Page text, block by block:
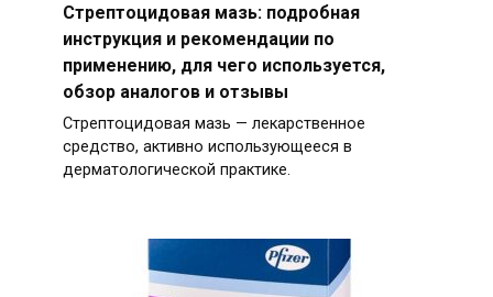
Стрептоцидовая мазь: подробная
инструкция и рекомендации по
применению, для чего используется,
обзор аналогов и отзывы
Стрептоцидовая мазь — лекарственное
средство, активно использующееся в
дерматологической практике.